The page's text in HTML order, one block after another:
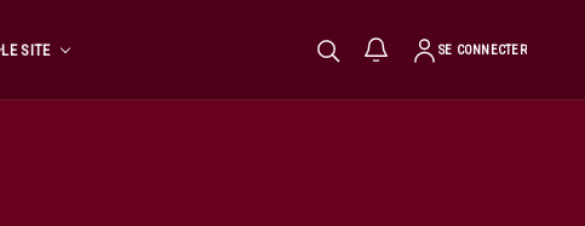
LE SITE SE CONNECTER